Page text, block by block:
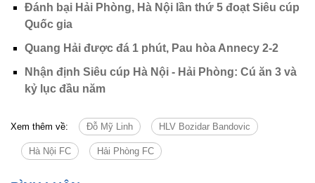
Đánh bại Hải Phòng, Hà Nội lần thứ 5 đoạt Siêu cúp
Quốc gia
Quang Hải được đá 1 phút, Pau hòa Annecy 2-2
Nhận định Siêu cúp Hà Nội - Hải Phòng: Cú ăn 3 và
kỷ lục đầu năm
Xem thêm về: Đỗ Mỹ Linh HLV Bozidar Bandovic
Hà Nội FC Hải Phòng FC